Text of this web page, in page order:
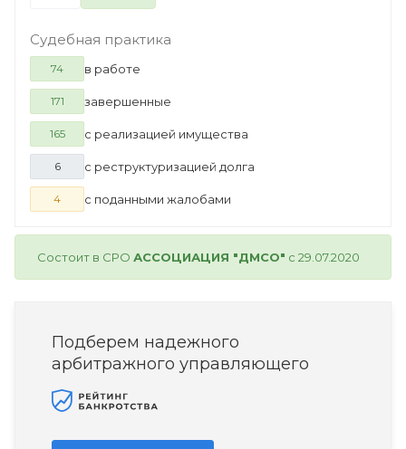
Судебная практика
74 в работе
171 завершенные
165 с реализацией имущества
6 с реструктуризацией долга
4 с поданными жалобами
Состоит в СРО АССОЦИАЦИЯ "ДМСО" с 29.07.2020
Подберем надежного
арбитражного управляющего